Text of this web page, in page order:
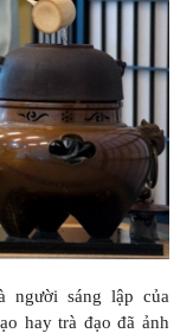
người sáng lập của
hay trà đạo đã ảnh